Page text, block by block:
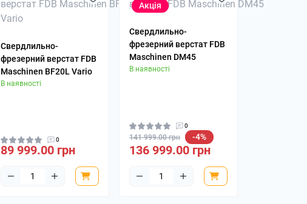
Свердлильно-
фрезерний верстат FDB
Maschinen BF20L Variо
В наявності
0
89 999.00 грн
Акція
Свердлильно-
фрезерний верстат FDB
Maschinen DM45
В наявності
0
141 999.00 грн -4%
136 999.00 грн